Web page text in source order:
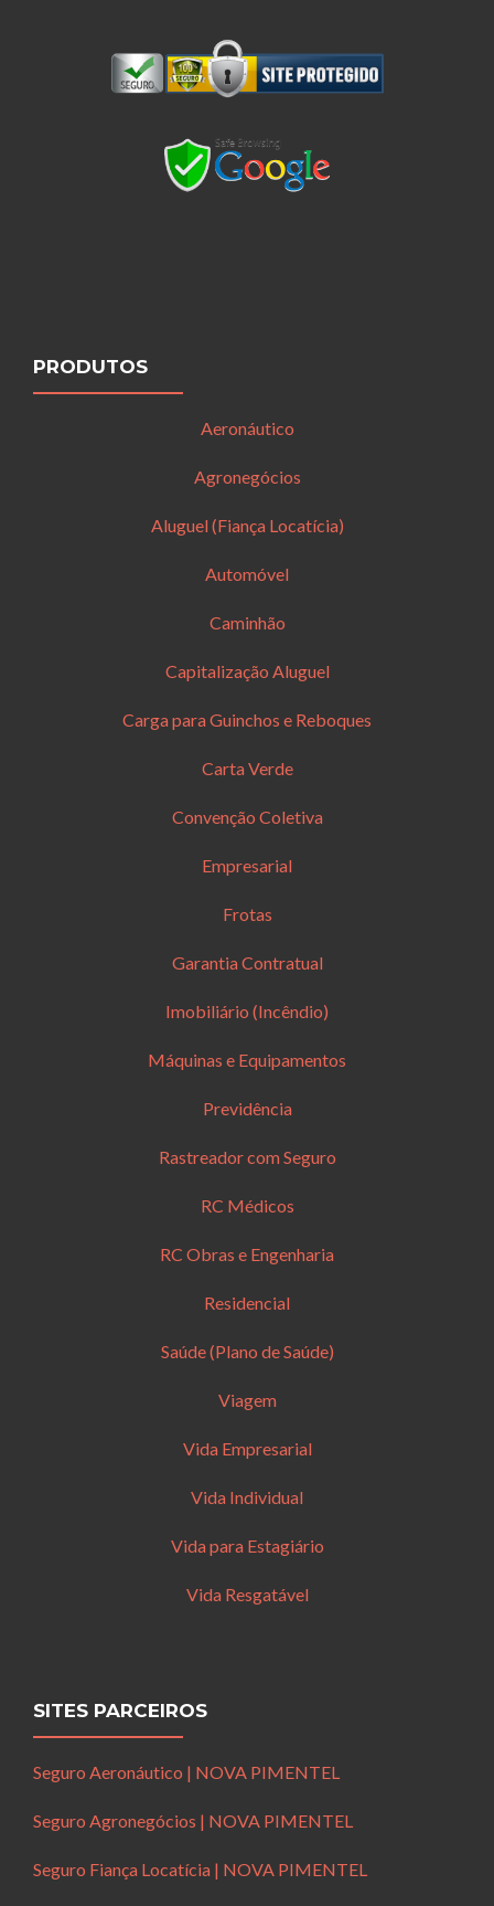
PRODUTOS
Aeronáutico
Agronegócios
Aluguel (Fiança Locatícia)
Automóvel
Caminhão
Capitalização Aluguel
Carga para Guinchos e Reboques
Carta Verde
Convenção Coletiva
Empresarial
Frotas
Garantia Contratual
Imobiliário (Incêndio)
Máquinas e Equipamentos
Previdência
Rastreador com Seguro
RC Médicos
RC Obras e Engenharia
Residencial
Saúde (Plano de Saúde)
Viagem
Vida Empresarial
Vida Individual
Vida para Estagiário
Vida Resgatável
SITES PARCEIROS
Seguro Aeronáutico | NOVA PIMENTEL
Seguro Agronegócios | NOVA PIMENTEL
Seguro Fiança Locatícia | NOVA PIMENTEL